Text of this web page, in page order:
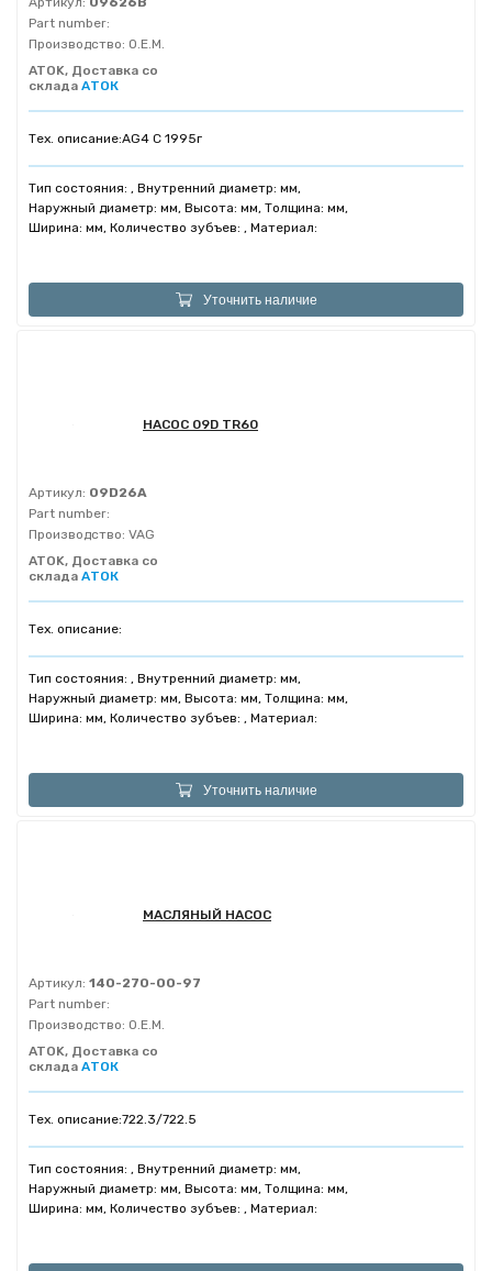
Part number:
Производство: O.E.M.
ATOK, Доставка со
склада АТОК
Тех. описание:AG4 C 1995г
Тип состояния: , Внутренний диаметр: мм,
Наружный диаметр: мм, Высота: мм, Толщина: мм,
Ширина: мм, Количество зубъев: , Материал:
Уточнить наличие
НАСОС 09D TR60
Артикул: 09D26A
Part number:
Производство: VAG
ATOK, Доставка со
склада АТОК
Тех. описание:
Тип состояния: , Внутренний диаметр: мм,
Наружный диаметр: мм, Высота: мм, Толщина: мм,
Ширина: мм, Количество зубъев: , Материал:
Уточнить наличие
МАСЛЯНЫЙ НАСОС
Артикул: 140-270-00-97
Part number:
Производство: O.E.M.
ATOK, Доставка со
склада АТОК
Тех. описание:722.3/722.5
Тип состояния: , Внутренний диаметр: мм,
Наружный диаметр: мм, Высота: мм, Толщина: мм,
Ширина: мм, Количество зубъев: , Материал: